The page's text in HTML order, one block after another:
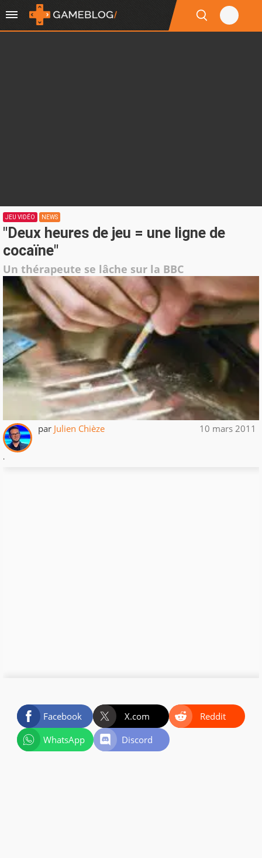
JEU VIDÉO NEWS
"Deux heures de jeu = une ligne de
cocaïne"
Un thérapeute se lâche sur la BBC
par Julien Chièze 10 mars 2011
.
Facebook X.com
Reddit
WhatsApp
Discord